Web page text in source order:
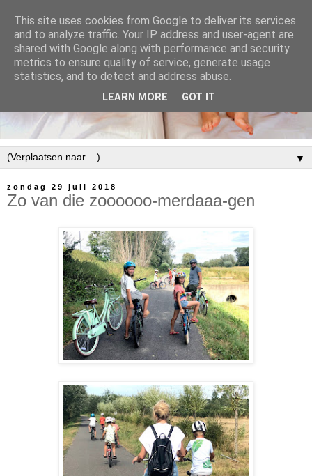
▼
zondag 29 juli 2018
Zo van die zoooooo-merdaaa-gen
This site uses cookies from Google to deliver its services
and to analyze traffic. Your IP address and user-agent are
shared with Google along with performance and security
metrics to ensure quality of service, generate usage
statistics, and to detect and address abuse.
LEARN MORE GOT IT